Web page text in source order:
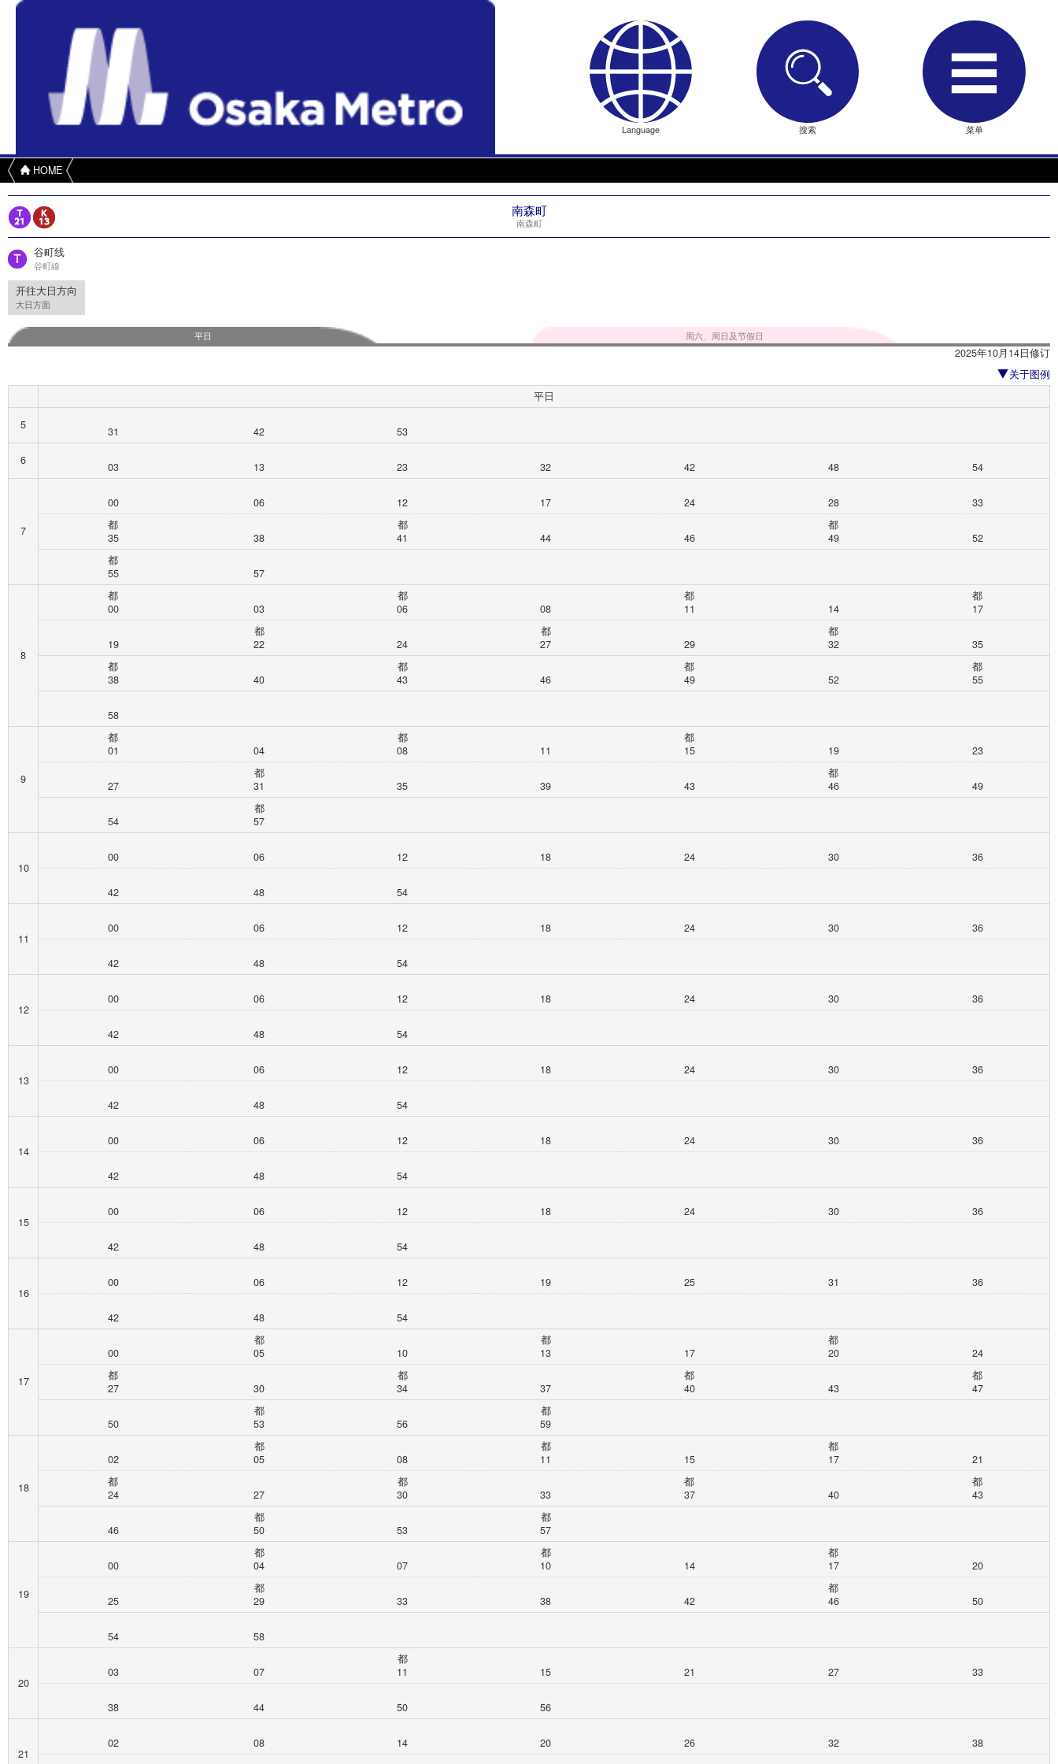
Language 搜索 菜单
HOME
南森町
南森町
谷町线
谷町線
开往大日方向
大日方面
平日 周六、周日及节假日
2025年10月14日修订
关于图例
平日
5
31 42
53
6
03 13 23 32 42 48 54
7
00 06 12 17 24 28
33
都
35
38
都
41
44 46
都
49
52
都
55
57
8
都
00
03
都
06
08
都
11
14
都
17
19
都
22
24
都
27
29
都
32
35
都
38
40
都
43
46
都
49
52
都
55
58
9
都
01
04
都
08
11
都
15
19 23
27
都
31
35 39 43
都
46
49
54
都
57
10
00 06 12 18 24 30 36
42 48 54
11
00 06 12 18 24 30 36
42 48 54
12
00 06 12 18 24 30 36
42 48 54
13
00 06 12 18 24 30 36
42 48 54
14
00 06 12 18 24 30 36
42 48 54
15
00 06 12 18 24 30 36
42 48 54
16
00 06 12 19 25 31 36
42 48 54
17
00
都
05
10
都
13
17
都
20
24
都
27
30
都
34
37
都
40
43
都
47
50
都
53
56
都
59
18
02
都
05
08
都
11
15
都
17
21
都
24
27
都
30
33
都
37
40
都
43
46
都
50
53
都
57
19
00
都
04
07
都
10
14
都
17
20
25
都
29
33 38 42
都
46
50
54 58
20
03 07
都
11
15 21 27 33
38 44 50 56
21
02 08 14 20 26 32 38